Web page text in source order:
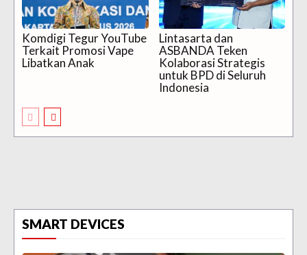
Komdigi Tegur YouTube
Terkait Promosi Vape
Libatkan Anak
Lintasarta dan
ASBANDA Teken
Kolaborasi Strategis
untuk BPD di Seluruh
Indonesia
SMART DEVICES